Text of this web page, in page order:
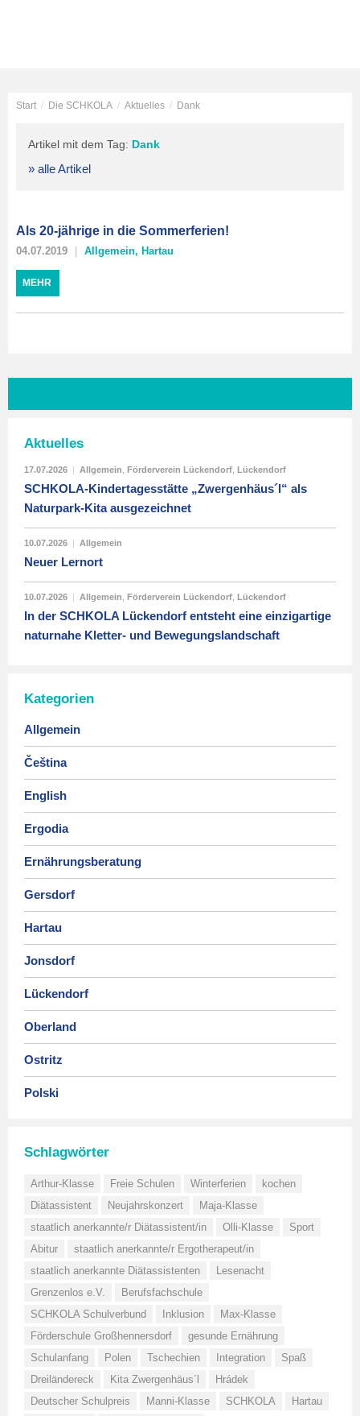
Start / Die SCHKOLA / Aktuelles / Dank
Artikel mit dem Tag: Dank
» alle Artikel
Als 20-jährige in die Sommerferien!
04.07.2019 Allgemein, Hartau
MEHR
Aktuelles
17.07.2026 | Allgemein Förderverein Lückendorf Lückendorf
SCHKOLA-Kindertagesstätte „Zwergenhäus´l“ als
Naturpark-Kita ausgezeichnet
10.07.2026 | Allgemein
Neuer Lernort
10.07.2026 | Allgemein Förderverein Lückendorf Lückendorf
In der SCHKOLA Lückendorf entsteht eine einzigartige
naturnahe Kletter- und Bewegungslandschaft
Kategorien
Allgemein
Čeština
English
Ergodia
Ernährungsberatung
Gersdorf
Hartau
Jonsdorf
Lückendorf
Oberland
Ostritz
Polski
Schlagwörter
Arthur-Klasse Freie Schulen Winterferien
kochen
Diätassistent
Neujahrskonzert
Maja-Klasse
staatlich anerkannte/r Diätassistent/in
Olli-Klasse
Sport
Abitur
staatlich anerkannte/r Ergotherapeut/in
staatlich anerkannte Diätassistenten
Lesenacht
Grenzenlos e.V.
Berufsfachschule
SCHKOLA Schulverbund
Inklusion
Max-Klasse
Förderschule Großhennersdorf
gesunde Ernährung
Schulanfang
Polen Tschechien Integration
Spaß
Dreiländereck
Kita Zwergenhäus´l
Hrádek
Deutscher Schulpreis
Manni-Klasse SCHKOLA
Hartau